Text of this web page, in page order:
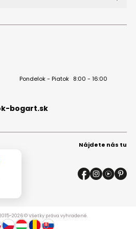
Pondelok - Piatok 8:00 - 16:00
bogart.sk
Nájdete nás tu
2026 © Všetky práva vyhradené.